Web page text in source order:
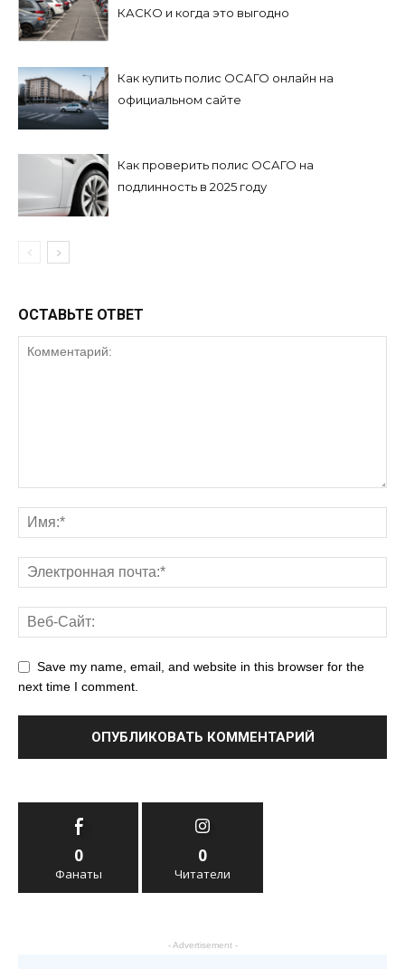
КАСКО и когда это выгодно
Как купить полис ОСАГО онлайн на
официальном сайте
Как проверить полис ОСАГО на
подлинность в 2025 году
ОСТАВЬТЕ ОТВЕТ
Save my name, email, and website in this browser for the
next time I comment.
0
Фанаты
0
Читатели
- Advertisement -